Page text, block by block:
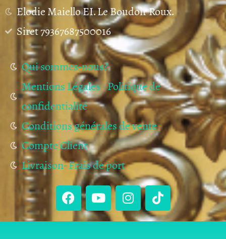
Elodie Maiello EI. Le Boudoir Roux.
Siret 79367687500016
Qui sommes-nous?
Mentions Légales - Politique de
confidentialité
Conditions générales de vente
Compte Client
Livraison- Frais de port